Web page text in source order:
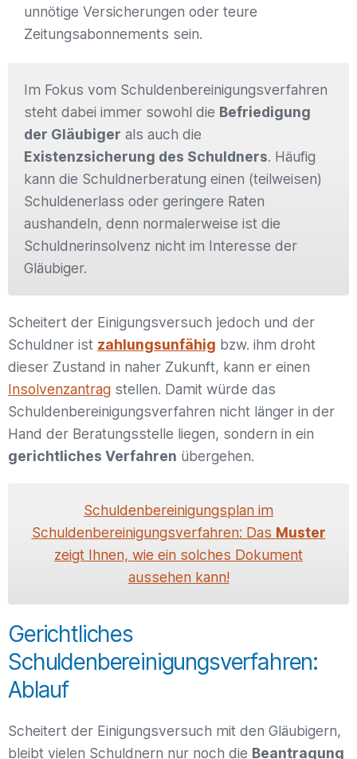
unnötige Versicherungen oder teure
Zeitungsabonnements sein.
Im Fokus vom Schuldenbereinigungsverfahren
steht dabei immer sowohl die Befriedigung
der Gläubiger als auch die
Existenzsicherung des Schuldners. Häufig
kann die Schuldnerberatung einen (teilweisen)
Schuldenerlass oder geringere Raten
aushandeln, denn normalerweise ist die
Schuldnerinsolvenz nicht im Interesse der
Gläubiger.
Scheitert der Einigungsversuch jedoch und der
Schuldner ist zahlungsunfähig bzw. ihm droht
dieser Zustand in naher Zukunft, kann er einen
Insolvenzantrag stellen. Damit würde das
Schuldenbereinigungsverfahren nicht länger in der
Hand der Beratungsstelle liegen, sondern in ein
gerichtliches Verfahren übergehen.
Schuldenbereinigungsplan im
Schuldenbereinigungsverfahren: Das Muster
zeigt Ihnen, wie ein solches Dokument
aussehen kann!
Gerichtliches
Schuldenbereinigungsverfahren:
Ablauf
Scheitert der Einigungsversuch mit den Gläubigern,
bleibt vielen Schuldnern nur noch die Beantragung